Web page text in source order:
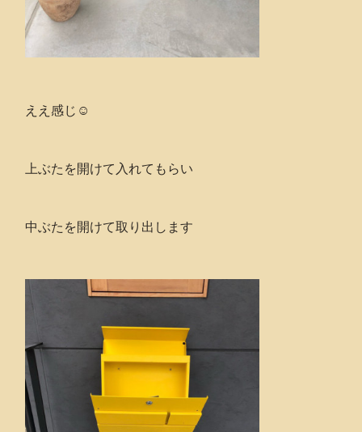
ええ感じ☺️
上ぶたを開けて入れてもらい
中ぶたを開けて取り出します